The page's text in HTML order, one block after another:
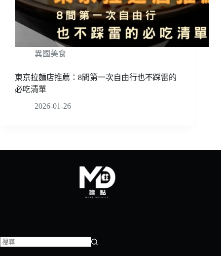
異國美食
東京拉麵店推薦：8間第一次自由行也不踩雷的
必吃清單
2026-01-26